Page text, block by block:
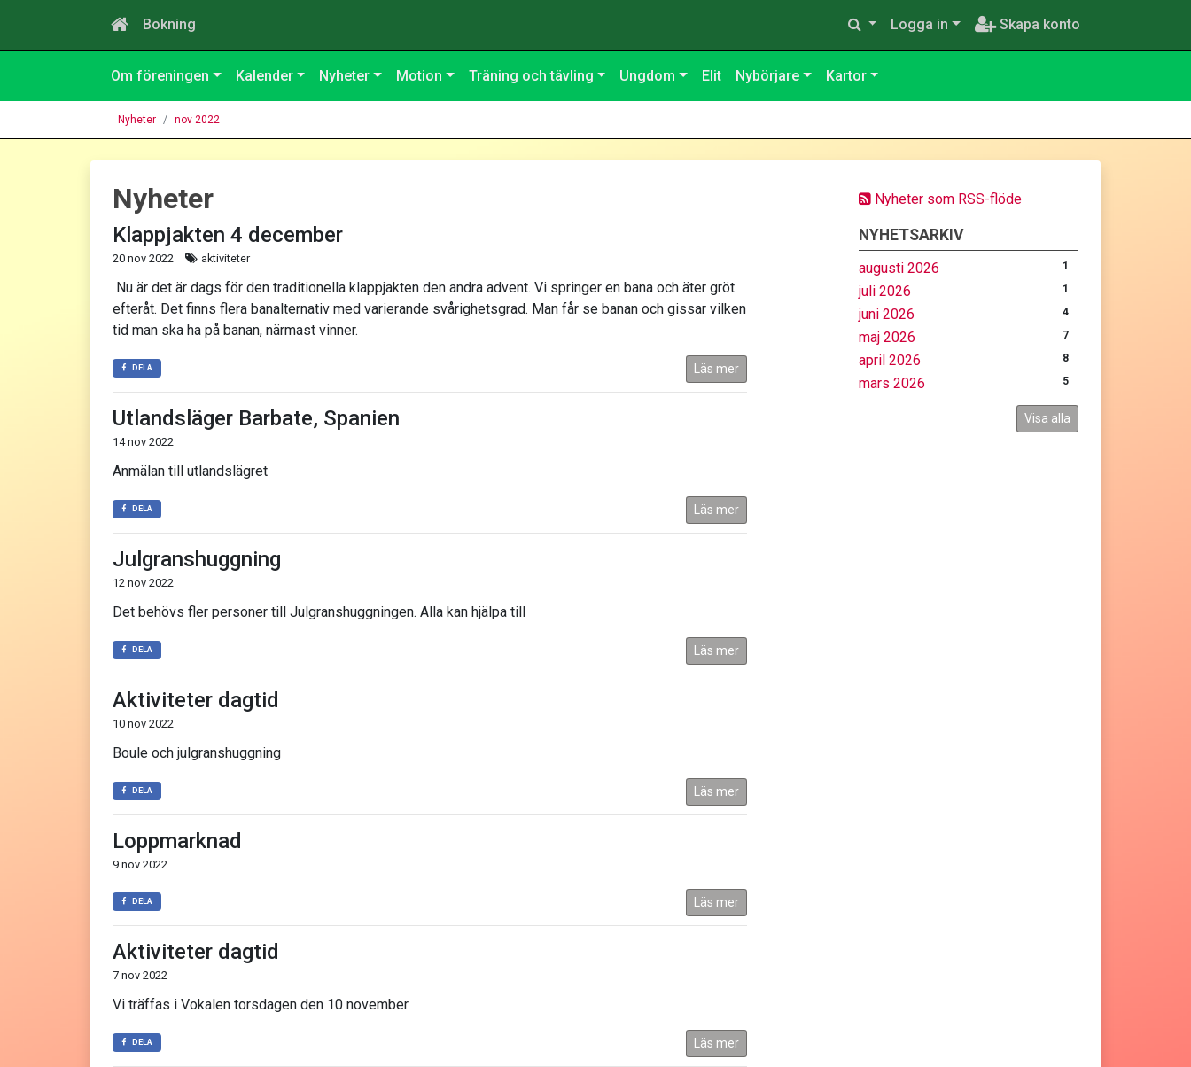
Bokning Logga in Skapa konto
Om föreningen Kalender Nyheter Motion Träning och tävling Ungdom Elit Nybörjare Kartor
Nyheter nov 2022
Nyheter som RSS-flöde
NYHETSARKIV
augusti 2026 1
juli 2026 1
juni 2026 4
maj 2026 7
april 2026 8
mars 2026 5
Visa alla
Nyheter
Klappjakten 4 december
20 nov 2022 aktiviteter
Nu är det är dags för den traditionella klappjakten den andra advent. Vi springer en bana och äter gröt
efteråt. Det finns flera banalternativ med varierande svårighetsgrad. Man får se banan och gissar vilken
tid man ska ha på banan, närmast vinner.
DELA Läs mer
Utlandsläger Barbate, Spanien
14 nov 2022
Anmälan till utlandslägret
DELA Läs mer
Julgranshuggning
12 nov 2022
Det behövs fler personer till Julgranshuggningen. Alla kan hjälpa till
DELA Läs mer
Aktiviteter dagtid
10 nov 2022
Boule och julgranshuggning
DELA Läs mer
Loppmarknad
9 nov 2022
DELA Läs mer
Aktiviteter dagtid
7 nov 2022
Vi träffas i Vokalen torsdagen den 10 november
DELA Läs mer